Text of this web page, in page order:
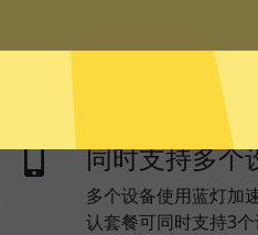
硬盘内。无硬盘服
同时支持多个
多个设备使用蓝灯加
认套餐可同时支持3